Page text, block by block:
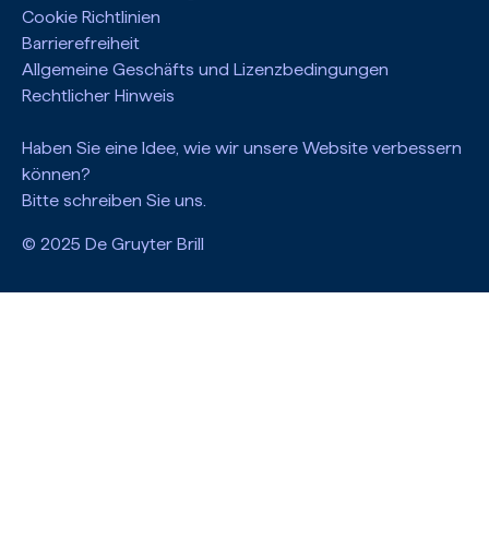
Cookie Richtlinien
Barrierefreiheit
Allgemeine Geschäfts und Lizenzbedingungen
Rechtlicher Hinweis
Haben Sie eine Idee, wie wir unsere Website verbessern
können?
Bitte schreiben Sie uns.
© 2025 De Gruyter Brill